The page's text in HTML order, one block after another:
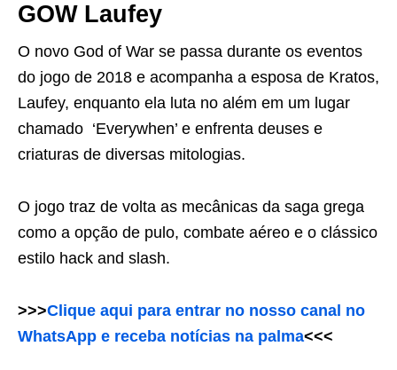
GOW Laufey
O novo God of War se passa durante os eventos
do jogo de 2018 e acompanha a esposa de Kratos,
Laufey, enquanto ela luta no além em um lugar
chamado ‘Everywhen’ e enfrenta deuses e
criaturas de diversas mitologias.
O jogo traz de volta as mecânicas da saga grega
como a opção de pulo, combate aéreo e o clássico
estilo hack and slash.
>>>Clique aqui para entrar no nosso canal no
WhatsApp e receba notícias na palma<<<